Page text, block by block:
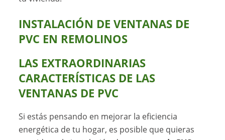
INSTALACIÓN DE VENTANAS DE
PVC EN REMOLINOS
LAS EXTRAORDINARIAS
CARACTERÍSTICAS DE LAS
VENTANAS DE PVC
Si estás pensando en mejorar la eficiencia
energética de tu hogar, es posible que quieras